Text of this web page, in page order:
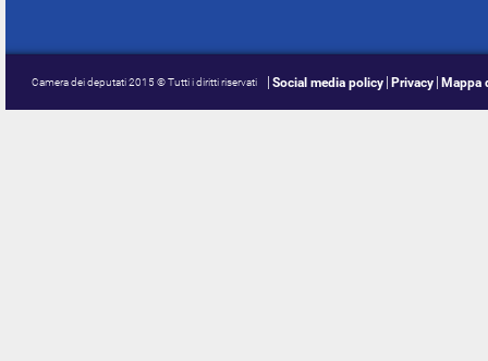
Camera dei deputati 2015 © Tutti i diritti riservati Social media policy Privacy Mappa